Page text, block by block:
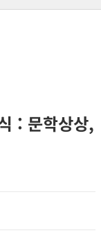
: 문학상상,